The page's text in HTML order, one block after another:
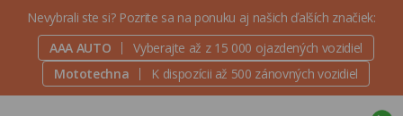
Nevybrali ste si? Pozrite sa na ponuku aj našich ďalších značiek:
AAA AUTO
Vyberajte až z 15 000 ojazdených vozidiel
Mototechna
K dispozícii až 500 zánovných vozidiel